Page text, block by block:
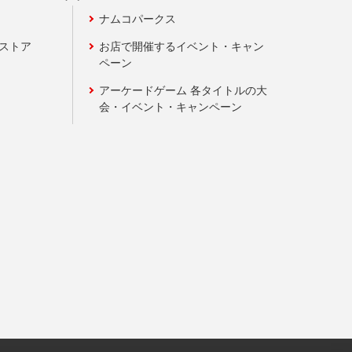
トア
ナムコパークス
お店で開催するイベント・キャン
ペーン
アーケードゲーム 各タイトルの大
会・イベント・キャンペーン